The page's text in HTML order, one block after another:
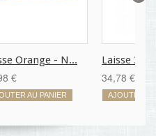
Orange - N...
€
AU PANIER
Laisse 3
34,78 €
AJOUTER